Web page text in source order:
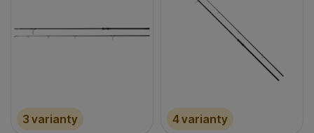
3 varianty 4 varianty